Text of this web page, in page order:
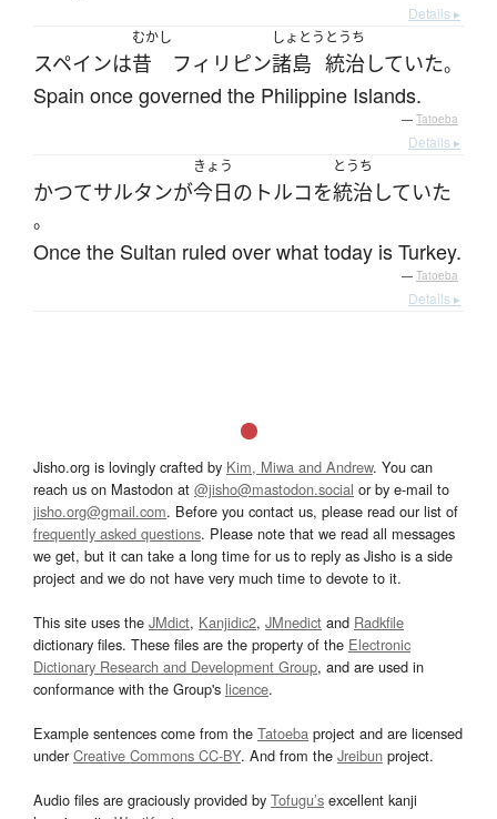
Details ▸
スペインは
むかし
昔 フィリピン
しょとう
諸島
とうち
統治していた。
Spain once governed the Philippine Islands.
— Tatoeba
Details ▸
かつてサルタンが
きょう
今日の トルコを
とうち
統治していた
。
Once the Sultan ruled over what today is Turkey.
— Tatoeba
Details ▸
Jisho.org is lovingly crafted by Kim, Miwa and Andrew. You can
reach us on Mastodon at @jisho@mastodon.social or by e-mail to
jisho.org@gmail.com. Before you contact us, please read our list of
frequently asked questions. Please note that we read all messages
we get, but it can take a long time for us to reply as Jisho is a side
project and we do not have very much time to devote to it.
This site uses the JMdict, Kanjidic2, JMnedict and Radkfile
dictionary files. These files are the property of the Electronic
Dictionary Research and Development Group, and are used in
conformance with the Group's licence.
Example sentences come from the Tatoeba project and are licensed
underCreative Commons CC-BY. And from the Jreibun project.
Audio files are graciously provided by Tofugu’s excellent kanji